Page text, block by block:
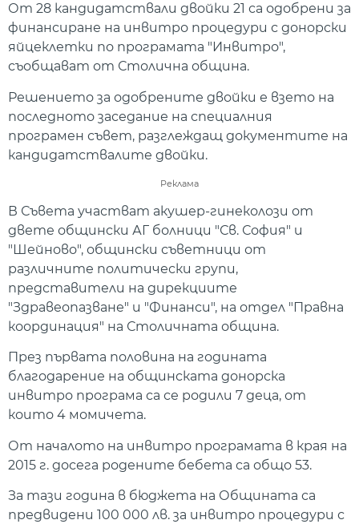
От 28 кандидатствали двойки 21 са одобрени за
финансиране на инвитро процедури с донорски
яйцеклетки по програмата "Инвитро",
съобщават от Столична община.
Решението за одобрените двойки е взето на
последното заседание на специалния
програмен съвет, разглеждащ документите на
кандидатствалите двойки.
Реклама
В Съвета участват акушер-гинеколози от
двете общински АГ болници "Св. София" и
"Шейново", общински съветници от
различните политически групи,
представители на дирекциите
"Здравеопазване" и "Финанси", на отдел "Правна
координация" на Столичната община.
През първата половина на годината
благодарение на общинската донорска
инвитро програма са се родили 7 деца, от
които 4 момичета.
От началото на инвитро програмата в края на
2015 г. досега родените бебета са общо 53.
За тази година в бюджета на Общината са
предвидени 100 000 лв. за инвитро процедури с